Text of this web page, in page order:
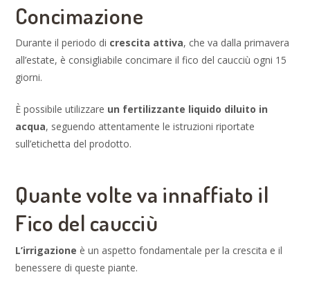
Concimazione
Durante il periodo di crescita attiva, che va dalla primavera
all’estate, è consigliabile concimare il fico del caucciù ogni 15
giorni.
È possibile utilizzare un fertilizzante liquido diluito in
acqua, seguendo attentamente le istruzioni riportate
sull’etichetta del prodotto.
Quante volte va innaffiato il
Fico del caucciù
L’irrigazione è un aspetto fondamentale per la crescita e il
benessere di queste piante.